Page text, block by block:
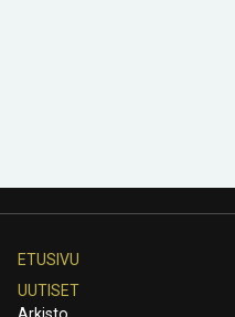
ETUSIVU
UUTISET